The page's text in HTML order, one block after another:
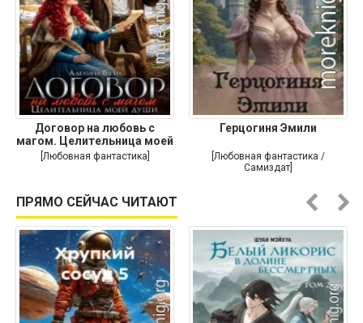
Договор на любовь с
магом. Целительница моей
души
[Любовная фантастика]
Герцогиня Эмили
[Любовная фантастика /
Самиздат]
ПРЯМО СЕЙЧАС ЧИТАЮТ